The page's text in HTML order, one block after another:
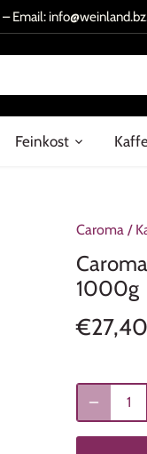
– Email:
Feinkost
Caroma /
1000g
€27,40